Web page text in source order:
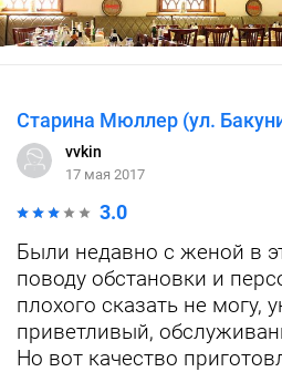
Старина Мюллер (ул.
vvkin
17 мая 2017
3.0
Были недавно с женой в
поводу обстановки и
плохого сказать не могу,
приветливый,
Но вот качество